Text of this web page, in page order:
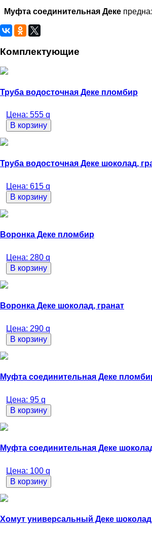
Муфта соединительная Деке
Комплектующие
Труба водосточная Деке пломбир
Цена: 555 q
В корзину
Труба водосточная Деке шоколад,
Цена: 615 q
В корзину
Воронка Деке пломбир
Цена: 280 q
В корзину
Воронка Деке шоколад, гранат
Цена: 290 q
В корзину
Муфта соединительная Деке
Цена: 95 q
В корзину
Муфта соединительная Деке
Цена: 100 q
В корзину
Хомут универсальный Деке